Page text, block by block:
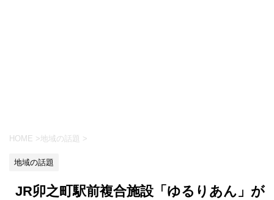
HOME >地域の話題 >
地域の話題
JR卯之町駅前複合施設「ゆるりあん」が